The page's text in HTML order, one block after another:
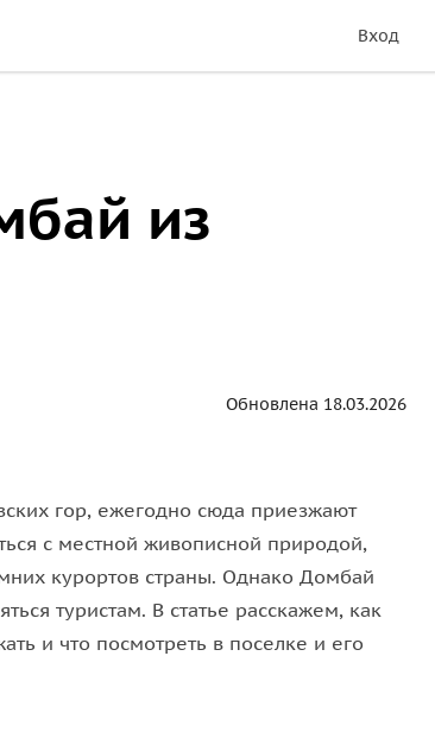
Вход
из
Обновлена 18.03.2026
гор, ежегодно сюда приезжают
с местной живописной природой,
курортов страны. Однако Домбай
туристам. В статье расскажем, как
и что посмотреть в поселке и его